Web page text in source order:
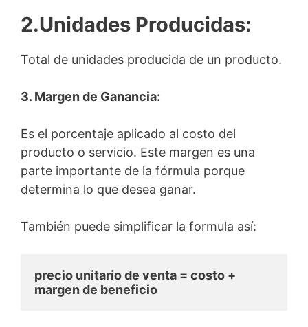
2.Unidades Producidas:
Total de unidades producida de un producto.
3. Margen de Ganancia:
Es el porcentaje aplicado al costo del
producto o servicio. Este margen es una
parte importante de la fórmula porque
determina lo que desea ganar.
También puede simplificar la formula así:
precio unitario de venta = costo +
margen de beneficio